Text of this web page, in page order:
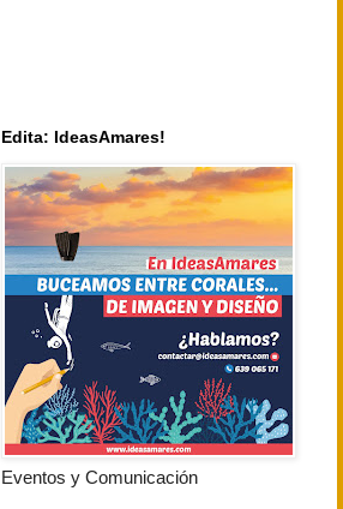
Edita: IdeasAmares!
Eventos y Comunicación